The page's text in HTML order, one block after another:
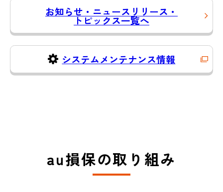
お知らせ・ニュースリリース・
トピックス一覧へ
システムメンテナンス情報
au損保の取り組み